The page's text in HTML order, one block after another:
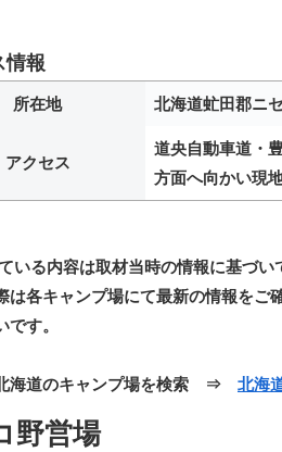
情報
所在地 北海道虻田郡ニ
アクセス
道央自動車道・
方面へ向かい現地
いる内容は取材当時の情報に基づい
は各キャンプ場にて最新の情報をご
です。
海道のキャンプ場を検索 ⇒ 北海
野営場